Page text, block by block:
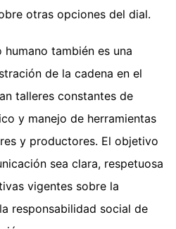
otras opciones del dial.
también es una
de la cadena en el
talleres constantes de
y manejo de herramientas
y productores. El objetivo
sea clara, respetuosa
vigentes sobre la
responsabilidad social de